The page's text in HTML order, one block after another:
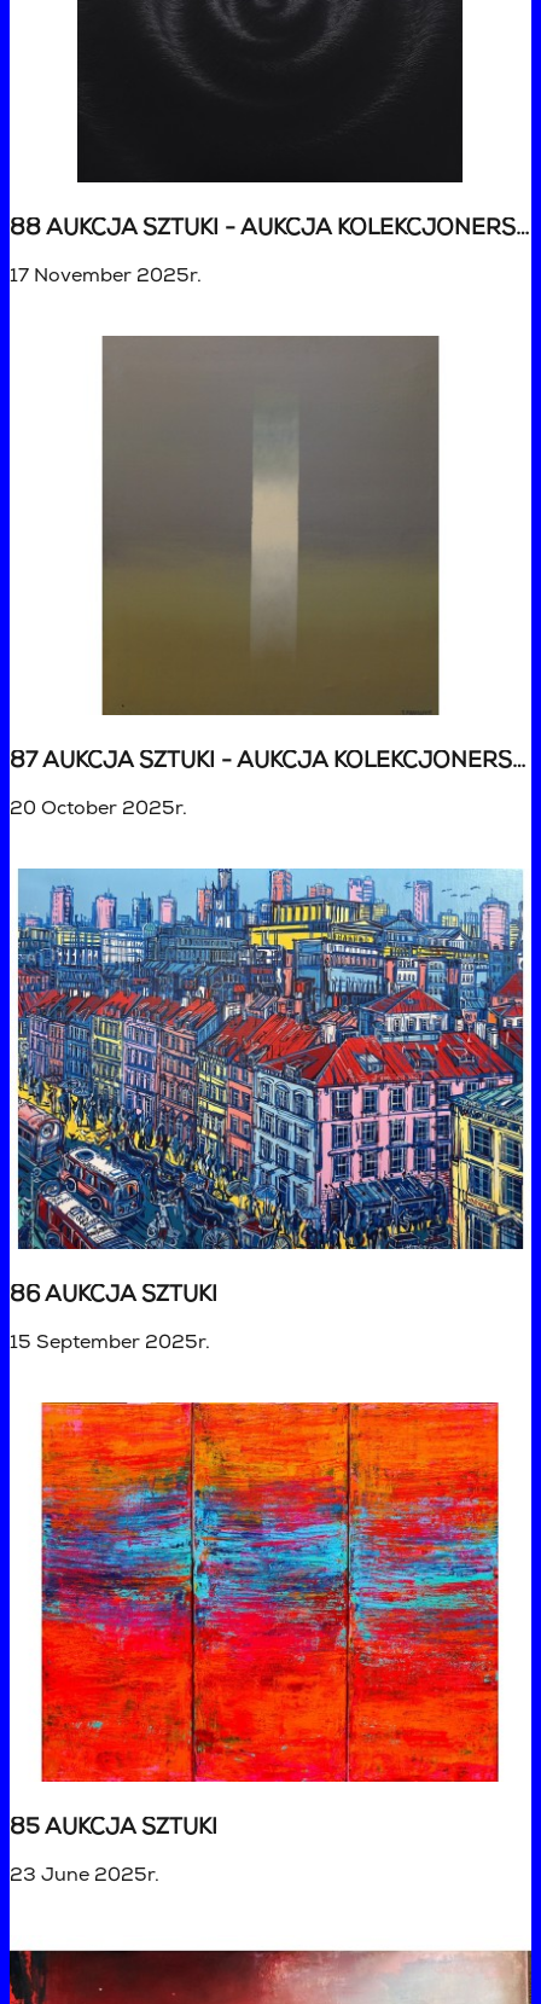
88 AUKCJA SZTUKI - AUKCJA KOLEKCJONERSKA
17 November 2025r.
87 AUKCJA SZTUKI - AUKCJA KOLEKCJONERSKA
20 October 2025r.
86 AUKCJA SZTUKI
15 September 2025r.
85 AUKCJA SZTUKI
23 June 2025r.